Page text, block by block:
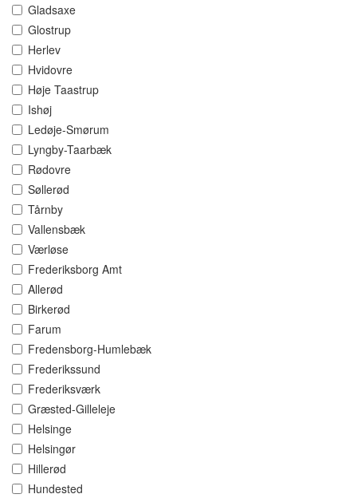
Gladsaxe
Glostrup
Herlev
Hvidovre
Høje Taastrup
Ishøj
Ledøje-Smørum
Lyngby-Taarbæk
Rødovre
Søllerød
Tårnby
Vallensbæk
Værløse
Frederiksborg Amt
Allerød
Birkerød
Farum
Fredensborg-Humlebæk
Frederikssund
Frederiksværk
Græsted-Gilleleje
Helsinge
Helsingør
Hillerød
Hundested